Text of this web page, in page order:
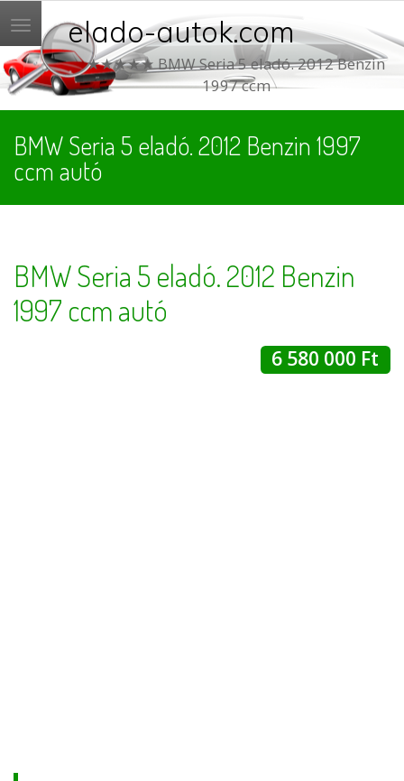
Menü elado-autok.com
★★★★★ BMW Seria 5 eladó. 2012 Benzin
1997 ccm
BMW Seria 5 eladó. 2012 Benzin 1997
ccm autó
BMW Seria 5 eladó. 2012 Benzin
1997 ccm autó
6 580 000 Ft